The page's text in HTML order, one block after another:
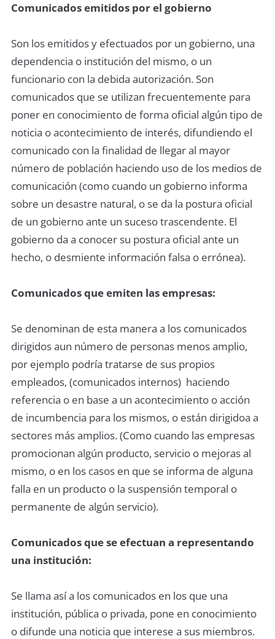
Comunicados emitidos por el gobierno
Son los emitidos y efectuados por un gobierno, una
dependencia o institución del mismo, o un
funcionario con la debida autorización. Son
comunicados que se utilizan frecuentemente para
poner en conocimiento de forma oficial algún tipo de
noticia o acontecimiento de interés, difundiendo el
comunicado con la finalidad de llegar al mayor
número de población haciendo uso de los medios de
comunicación (como cuando un gobierno informa
sobre un desastre natural, o se da la postura oficial
de un gobierno ante un suceso trascendente. El
gobierno da a conocer su postura oficial ante un
hecho, o desmiente información falsa o errónea).
Comunicados que emiten las empresas:
Se denominan de esta manera a los comunicados
dirigidos aun número de personas menos amplio,
por ejemplo podría tratarse de sus propios
empleados, (comunicados internos) haciendo
referencia o en base a un acontecimiento o acción
de incumbencia para los mismos, o están dirigidoa a
sectores más amplios. (Como cuando las empresas
promocionan algún producto, servicio o mejoras al
mismo, o en los casos en que se informa de alguna
falla en un producto o la suspensión temporal o
permanente de algún servicio).
Comunicados que se efectuan a representando
una institución:
Se llama así a los comunicados en los que una
institución, pública o privada, pone en conocimiento
o difunde una noticia que interese a sus miembros.